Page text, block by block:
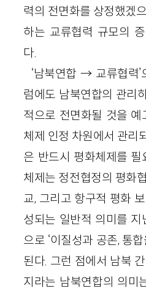
력의 전면화를 상정했겠
하는 교류협력 규모의
다.
‘남북연합 → 교류협력
럼에도 남북연합의 관리
적으로 전면화될 것을 예
체제 인정 차원에서 관리
은 반드시 평화체제를
체제는 정전협정의 평화
교, 그리고 항구적 평화
성되는 일반적 의미를 지
으로 ‘이질성과 공존, 통
된다. 그런 점에서 남북
지라는 남북연합의 의미